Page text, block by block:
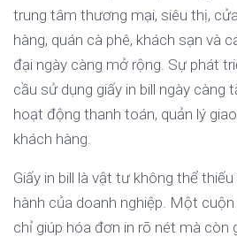
trung tâm thương mại, siêu thị,
hàng, quán cà phê, khách sạn và
đại ngày càng mở rộng. Sự phát
cầu sử dụng giấy in bill ngày càng
hoạt động thanh toán, quản lý
khách hàng.
Giấy in bill là vật tư không thể
hành của doanh nghiệp. Một
chỉ giúp hóa đơn in rõ nét mà còn